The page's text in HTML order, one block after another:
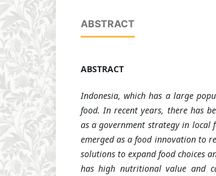
ABSTRACT
ABSTRACT
Indonesia, which has a large
food. In recent years, there has
as a government strategy in local
emerged as a food innovation to
solutions to expand food choices
has high nutritional value and